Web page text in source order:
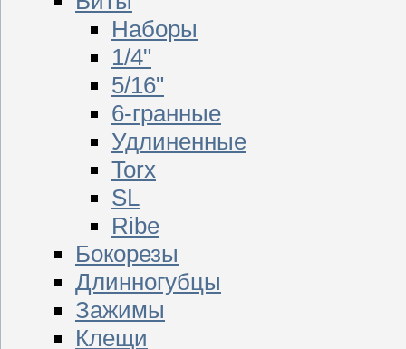
Наборы
1/4"
5/16"
6-гранные
Удлиненные
Torx
SL
Ribe
Бокорезы
Длинногубцы
Зажимы
Клещи